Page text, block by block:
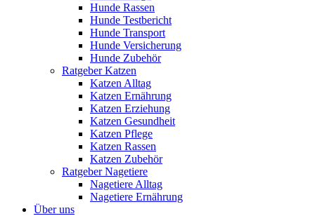
Hunde Rassen
Hunde Testbericht
Hunde Transport
Hunde Versicherung
Hunde Zubehör
Ratgeber Katzen
Katzen Alltag
Katzen Ernährung
Katzen Erziehung
Katzen Gesundheit
Katzen Pflege
Katzen Rassen
Katzen Zubehör
Ratgeber Nagetiere
Nagetiere Alltag
Nagetiere Ernährung
Über uns